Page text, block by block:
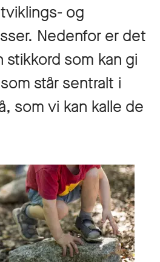
og
Nedenfor er det
som kan gi
står sentralt i
som vi kan kalle de